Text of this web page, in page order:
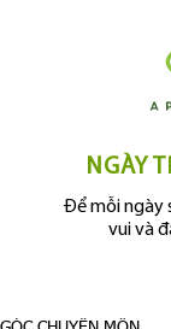
Để mỗi ngày
vui và
NGÀY